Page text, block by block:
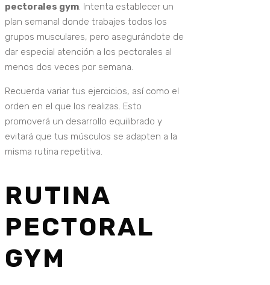
pectorales gym . Intenta establecer un
plan semanal donde trabajes todos los
grupos musculares, pero asegurándote de
dar especial atención a los pectorales al
menos dos veces por semana.
Recuerda variar tus ejercicios, así como el
orden en el que los realizas. Esto
promoverá un desarrollo equilibrado y
evitará que tus músculos se adapten a la
misma rutina repetitiva.
RUTINA
PECTORAL
GYM